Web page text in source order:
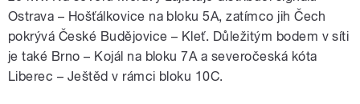
Ostrava – Hošťálkovice na bloku 5A, zatímco jih Čech
pokrývá České Budějovice – Kleť. Důležitým bodem v síti
je také Brno – Kojál na bloku 7A a severočeská kóta
Liberec – Ještěd v rámci bloku 10C.